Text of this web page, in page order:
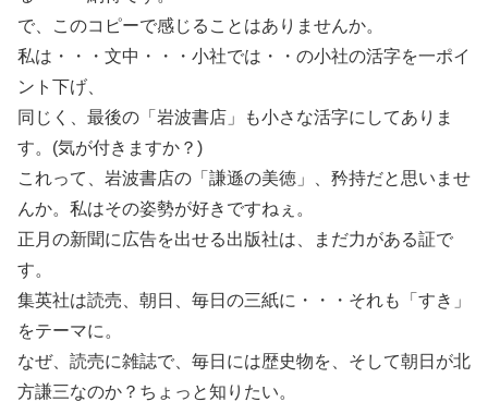
で、このコピーで感じることはありませんか。
私は・・・文中・・・小社では・・の小社の活字を一ポイ
ント下げ、
同じく、最後の「岩波書店」も小さな活字にしてありま
す。(気が付きますか？)
これって、岩波書店の「謙遜の美徳」、矜持だと思いませ
んか。私はその姿勢が好きですねぇ。
正月の新聞に広告を出せる出版社は、まだ力がある証で
す。
集英社は読売、朝日、毎日の三紙に・・・それも「すき」
をテーマに。
なぜ、読売に雑誌で、毎日には歴史物を、そして朝日が北
方謙三なのか？ちょっと知りたい。